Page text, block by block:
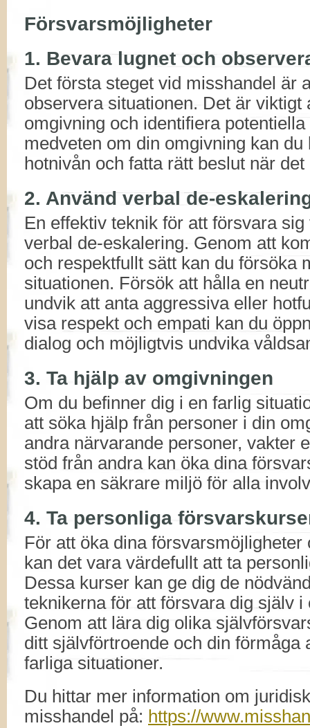
Försvarsmöjligheter
1. Bevara lugnet och
Det första steget vid misshandel är
observera situationen. Det är viktigt
omgivning och identifiera
medveten om din omgivning kan du
hotnivån och fatta rätt beslut när
2. Använd verbal de-
En effektiv teknik för att försvara
verbal de-eskalering. Genom att
och respektfullt sätt kan du försöka
situationen. Försök att hålla en
undvik att anta aggressiva eller
visa respekt och empati kan du
dialog och möjligtvis undvika
3. Ta hjälp av omgivningen
Om du befinner dig i en farlig
att söka hjälp från personer i din
andra närvarande personer, vakter
stöd från andra kan öka dina
skapa en säkrare miljö för alla
4. Ta personliga
För att öka dina försvarsmöjligheter
kan det vara värdefullt att ta
Dessa kurser kan ge dig de
teknikerna för att försvara dig själv i
Genom att lära dig olika
ditt självförtroende och din förmåga
farliga situationer.
Du hittar mer information om
misshandel på: https://